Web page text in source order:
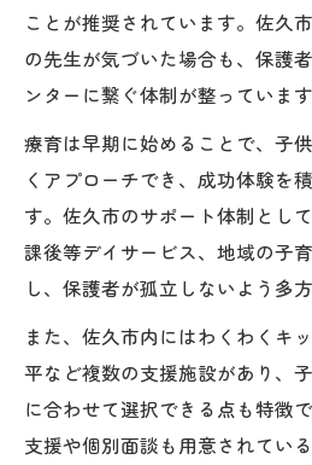
ことが推奨されています。佐久
の先生が気づいた場合も、保護
ンターに繋ぐ体制が整っています
療育は早期に始めることで、子
くアプローチでき、成功体験を
す。佐久市のサポート体制とし
課後等デイサービス、地域の子
し、保護者が孤立しないよう多
また、佐久市内にはわくわくキ
平など複数の支援施設があり、
に合わせて選択できる点も特徴
支援や個別面談も用意されてい